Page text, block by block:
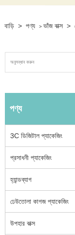
বাড়ি > পণ্য > ভাঁজ বাক্স >
পণ্য
3C ডিজিটাল প্যাকেজিং
প্রসাধনী প্যাকেজিং
হ্যান্ডব্যাগ
ঢেউতোলা কাগজ প্যাকেজিং
উপহার বাক্স